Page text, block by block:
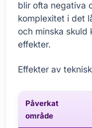
blir ofta negativa
komplexitet i det
och minska skuld
effekter.
Effekter av
Påverkat
område